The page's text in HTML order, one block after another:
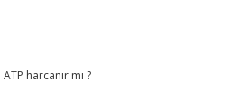
harcanır mı ?